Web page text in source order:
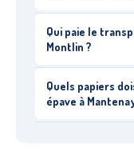
Qui paie le
Montlin ?
Quels papiers
épave à